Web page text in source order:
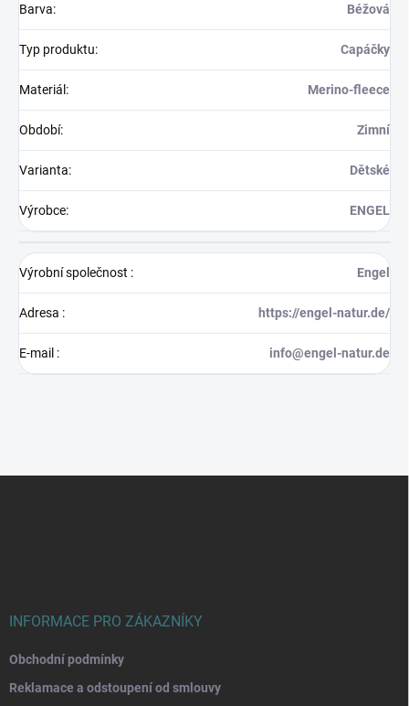
Barva: Béžová
Typ produktu: Capáčky
Materiál : Merino-fleece
Období: Zimní
Varianta: Dětské
Výrobce: ENGEL
Výrobní společnost : Engel
Adresa : https://engel-natur.de/
E-mail : info@engel-natur.de
INFORMACE PRO ZÁKAZNÍKY
Obchodní podmínky
Reklamace a odstoupení od smlouvy